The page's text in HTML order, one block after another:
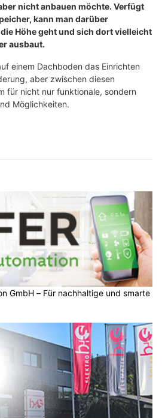
nicht anbauen möchte. Verfügt
kann man darüber
Höhe geht und sich dort vielleicht
ausbaut.
einem Dachboden das Einrichten
aber zwischen diesen
für nicht nur funktionale, sondern
Möglichkeiten.
GmbH – Für nachhaltige und smarte